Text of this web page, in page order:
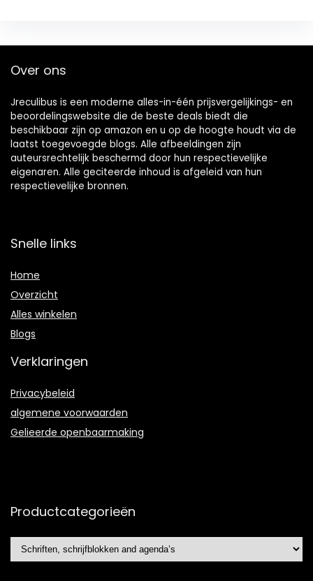
Over ons
Jreculibus is een moderne alles-in-één prijsvergelijkings- en
beoordelingswebsite die de beste deals biedt die
beschikbaar zijn op amazon en u op de hoogte houdt via de
laatst toegevoegde blogs. Alle afbeeldingen zijn
auteursrechtelijk beschermd door hun respectievelijke
eigenaren. Alle geciteerde inhoud is afgeleid van hun
respectievelijke bronnen.
Snelle links
Home
Overzicht
Alles winkelen
Blogs
Verklaringen
Privacybeleid
algemene voorwaarden
Gelieerde openbaarmaking
Productcategorieën